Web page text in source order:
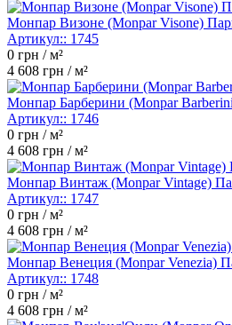
Монпар Визоне (Monpar Visone)
Артикул:: 1745
0 грн / м²
4 608 грн / м²
Монпар Барберини (Monpar
Артикул:: 1746
0 грн / м²
4 608 грн / м²
Монпар Винтаж (Monpar Vintage)
Артикул:: 1747
0 грн / м²
4 608 грн / м²
Монпар Венеция (Monpar Venezia)
Артикул:: 1748
0 грн / м²
4 608 грн / м²